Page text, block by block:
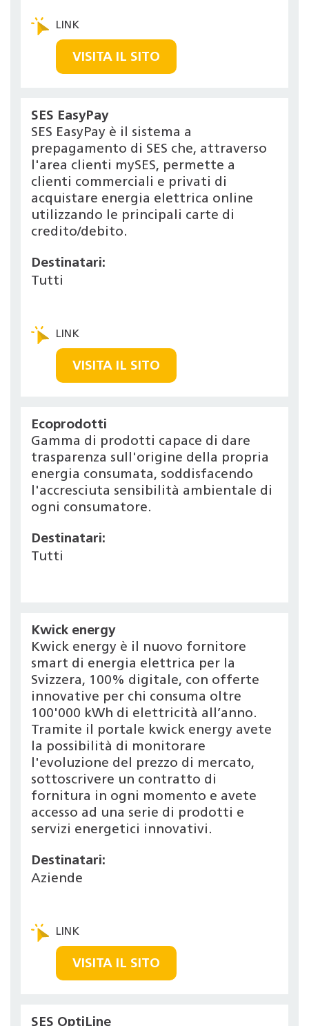
VISITA IL SITO
SES EasyPay
SES EasyPay è il sistema a
prepagamento di SES che, attraverso
l'area clienti mySES, permette a
clienti commerciali e privati di
acquistare energia elettrica online
utilizzando le principali carte di
credito/debito.
Destinatari:
Tutti
VISITA IL SITO
Ecoprodotti
Gamma di prodotti capace di dare
trasparenza sull'origine della propria
energia consumata, soddisfacendo
l'accresciuta sensibilità ambientale di
ogni consumatore.
Destinatari:
Tutti
Kwick energy
Kwick energy è il nuovo fornitore
smart di energia elettrica per la
Svizzera, 100% digitale, con offerte
innovative per chi consuma oltre
100'000 kWh di elettricità all’anno.
Tramite il portale kwick energy avete
la possibilità di monitorare
l'evoluzione del prezzo di mercato,
sottoscrivere un contratto di
fornitura in ogni momento e avete
accesso ad una serie di prodotti e
servizi energetici innovativi.
Destinatari:
Aziende
VISITA IL SITO
SES OptiLine